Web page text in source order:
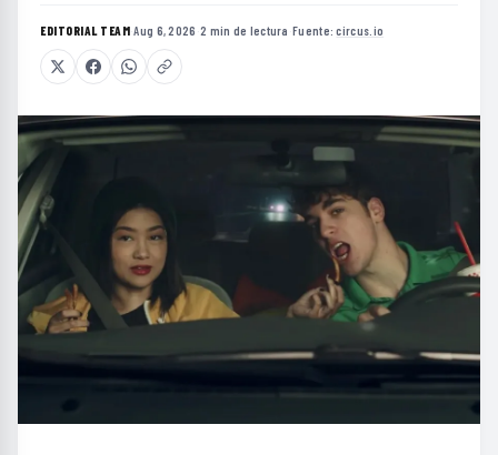
EDITORIAL TEAM·Aug 6, 2026 ·2 min de lectura ·Fuente:circus.io